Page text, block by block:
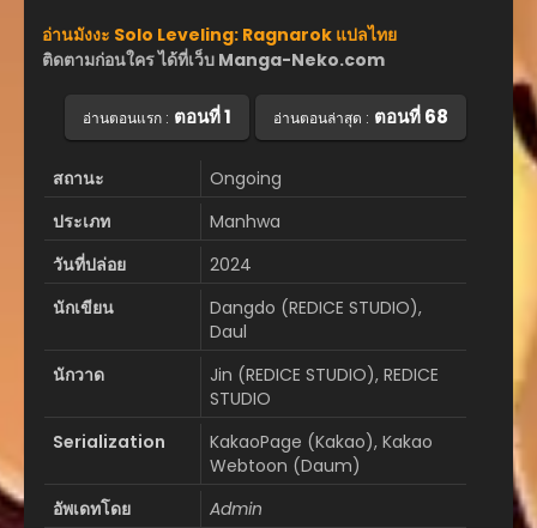
อ่านมังงะ Solo Leveling: Ragnarok แปลไทย
ติดตามก่อนใคร ได้ที่เว็บ Manga-Neko.com
อ่านตอนแรก : ตอนที่ 1 อ่านตอนล่าสุด : ตอนที่ 68
สถานะ
Ongoing
ประเภท
Manhwa
วันที่ปล่อย
2024
นักเขียน
Dangdo (REDICE STUDIO),
Daul
นักวาด
Jin (REDICE STUDIO), REDICE
STUDIO
Serialization
KakaoPage (Kakao), Kakao
Webtoon (Daum)
อัพเดทโดย
Admin